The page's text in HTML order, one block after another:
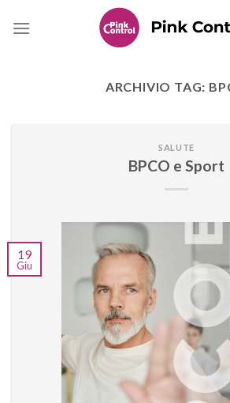
ARCHIVIO TAG:
SALUTE
BPCO e Sport
19
Giu